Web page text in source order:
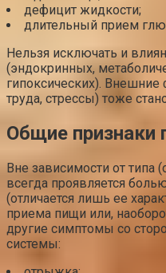
дефицит жидкости;
длительный прием
Нельзя исключать и
(эндокринных,
гипоксических).
труда, стрессы) тоже
Общие признаки
Вне зависимости от типа
всегда проявляется
(отличается лишь ее
приема пищи или,
другие симптомы со
системы: